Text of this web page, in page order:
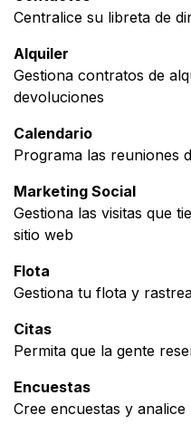
Centralice su libreta de
Alquiler
Gestiona contratos de
devoluciones
Calendario
Programa las reuniones
Marketing Social
Gestiona las visitas que
sitio web
Flota
Gestiona tu flota y
Citas
Permita que la gente
Encuestas
Cree encuestas y analice